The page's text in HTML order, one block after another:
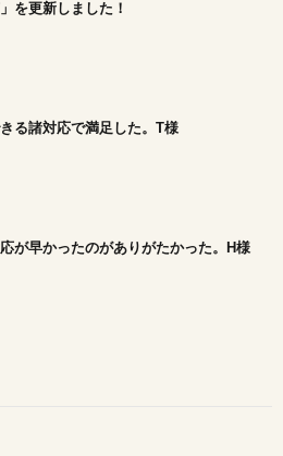
を更新しました！
る諸対応で満足した。T様
が早かったのがありがたかった。H様